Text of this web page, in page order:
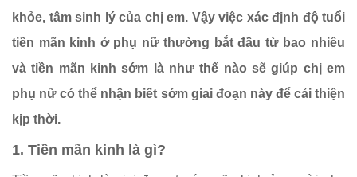
khỏe, tâm sinh lý của chị em. Vậy việc xác định độ tuổi
tiền mãn kinh ở phụ nữ thường bắt đầu từ bao nhiêu
và tiền mãn kinh sớm là như thế nào sẽ giúp chị em
phụ nữ có thể nhận biết sớm giai đoạn này để cải thiện
kịp thời.
1. Tiền mãn kinh là gì?